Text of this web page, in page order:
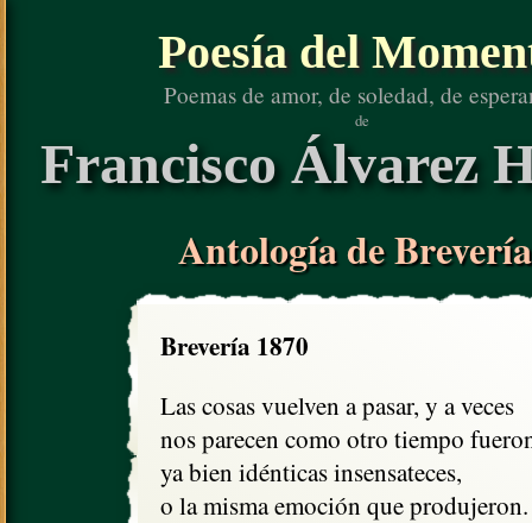
Poesía del
Poemas de amor, de soledad, de
de
Francisco Álvarez
Antología de
Brevería 1870
Las cosas vuelven a pasar, y a veces
nos parecen como otro tiempo
ya bien idénticas insensateces,
o la misma emoción que produjeron.